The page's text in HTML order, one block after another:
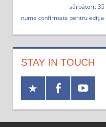
sărbătorit 35
nume confirmate pentru ediția
STAY IN TOUCH